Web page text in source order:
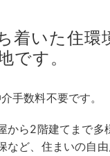
着いた住環
です。
手数料不要です。
ら2階建てまで多
ど、住まいの自